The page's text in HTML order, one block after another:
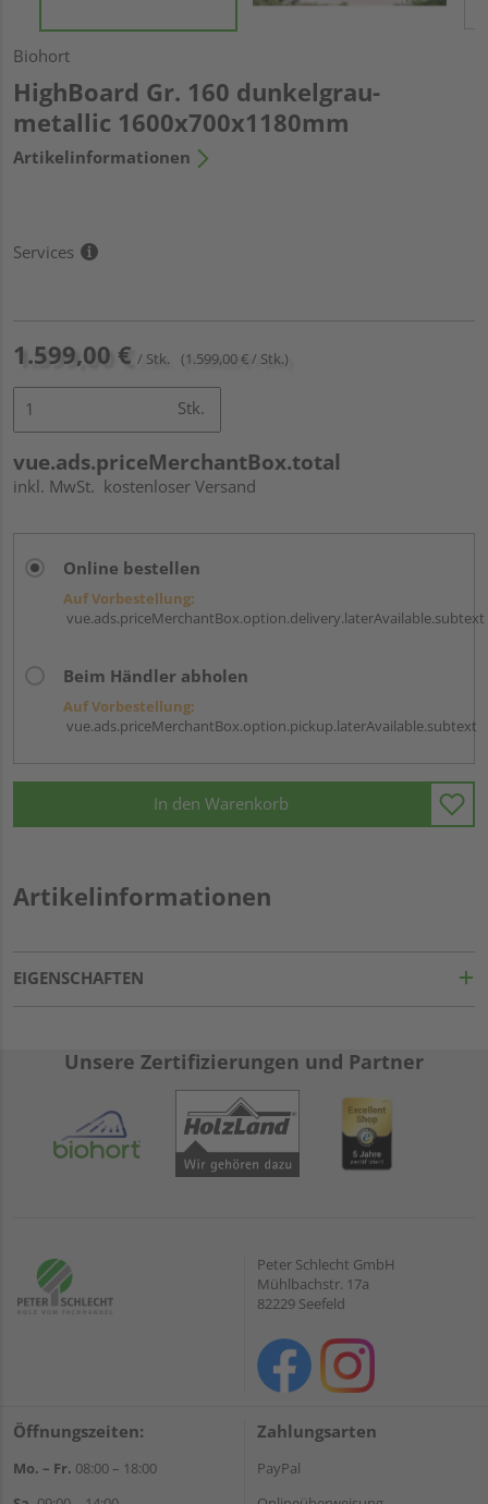
Biohort
HighBoard Gr. 160 dunkelgrau-
metallic 1600x700x1180mm
Artikelinformationen
Services
1.599,00 € / Stk. (1.599,00 € / Stk.)
Stk.
vue.ads.priceMerchantBox.total
inkl. MwSt. kostenloser Versand
Online bestellen
Auf Vorbestellung:
vue.ads.priceMerchantBox.option.delivery.laterAvailable.subtext
Beim Händler abholen
Auf Vorbestellung:
vue.ads.priceMerchantBox.option.pickup.laterAvailable.subtext
In den Warenkorb
Artikelinformationen
EIGENSCHAFTEN
Unsere Zertifizierungen und Partner
Peter Schlecht GmbH
Mühlbachstr. 17a
82229 Seefeld
Öffnungszeiten:
Mo. – Fr. 08:00 – 18:00
Zahlungsarten
PayPal